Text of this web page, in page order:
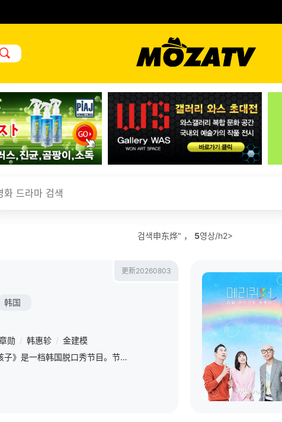
검색申东烨" ， 5영상/h2>
更新20260803
韩国
勋 / 韩惠轸 / 金建模
《我家的熊孩子》是一档韩国脱口秀节目。节目主要关注家长与孩子之间的问题。你对孩子了解多少？今天孩子和谁见面了，又发生了什么样的故事？孩子今天怎么满面愁容，又为什么食欲突然增加？通过这个节目家长对这些问